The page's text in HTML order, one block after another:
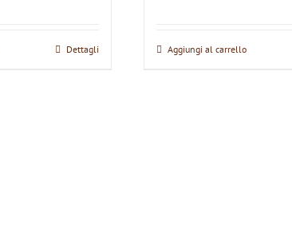
Dettagli Aggiungi al carrello